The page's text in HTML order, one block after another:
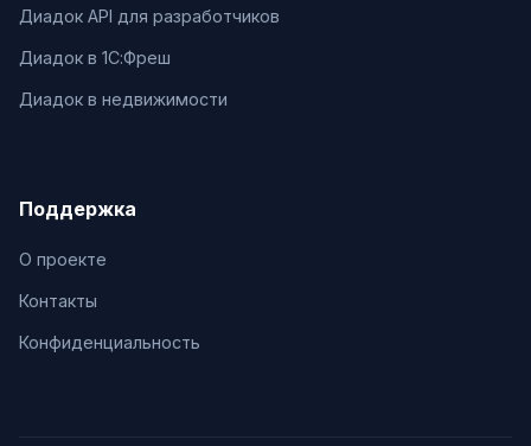
Диадок API для разработчиков
Диадок в 1С:Фреш
Диадок в недвижимости
Поддержка
О проекте
Контакты
Конфиденциальность